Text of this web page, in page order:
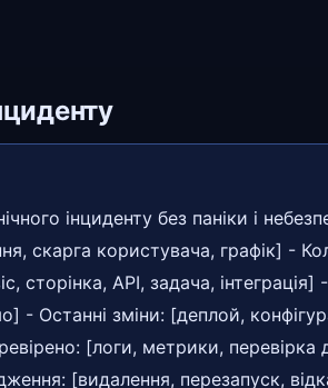
інциденту без паніки і
скарга користувача, графік] -
API, задача,
- Останні зміни: [деплой,
[логи, метрики, перевірка
[видалення, перезапуск,